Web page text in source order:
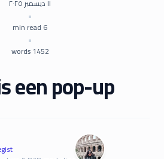
١١ ديسمبر ٢٠٢٥
•
6
•
1452
words
een pop-up?